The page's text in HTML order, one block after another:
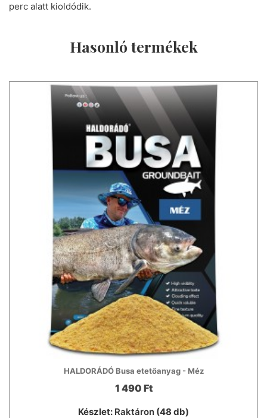
perc alatt kioldódik.
Hasonló termékek
HALDORÁDÓ Busa etetőanyag - Méz
1 490 Ft
Készlet: Raktáron (48 db)